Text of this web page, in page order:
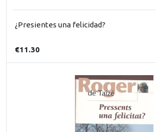
¿Presientes una felicidad?
€11.30